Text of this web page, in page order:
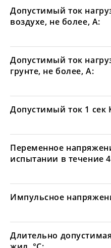
Допустимый ток
воздухе, не более, А:
Допустимый ток
грунте, не более, А:
Допустимый ток 1 сек
Переменное
испытании в течение
Импульсное
Длительно